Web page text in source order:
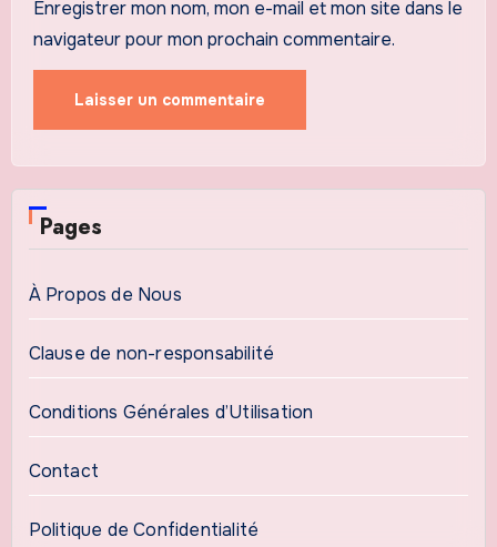
Enregistrer mon nom, mon e-mail et mon site dans le
navigateur pour mon prochain commentaire.
Pages
À Propos de Nous
Clause de non-responsabilité
Conditions Générales d’Utilisation
Contact
Politique de Confidentialité